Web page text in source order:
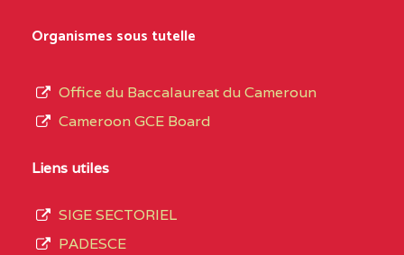
Organismes sous tutelle
Office du Baccalaureat du Cameroun
Cameroon GCE Board
Liens utiles
SIGE SECTORIEL
PADESCE